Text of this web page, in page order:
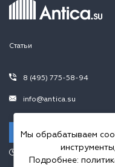
Статьи
8 (495) 775-58-94
info@antica.su
Заказать звонок
Пн.-Пт. 10.00-20.00,
Мы обрабатываем
Подробнее: